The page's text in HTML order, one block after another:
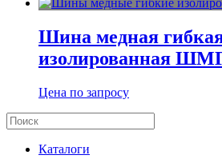
Шина медная
изолированная
Цена по запросу
Каталоги